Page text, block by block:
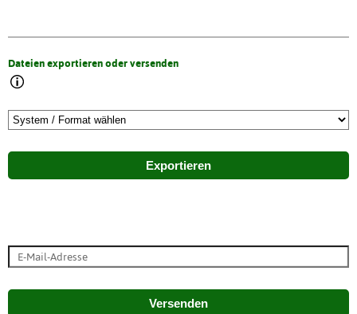
Dateien exportieren oder versenden
Exportieren
Versenden